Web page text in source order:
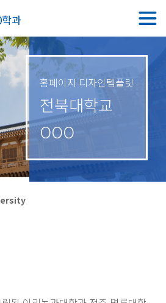
과
홈페이지 디자인템플릿
전북대학교
OOO